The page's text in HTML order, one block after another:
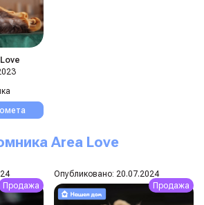
Area Love
Продажа
Опубликовано: 20.07.2024
Продажа